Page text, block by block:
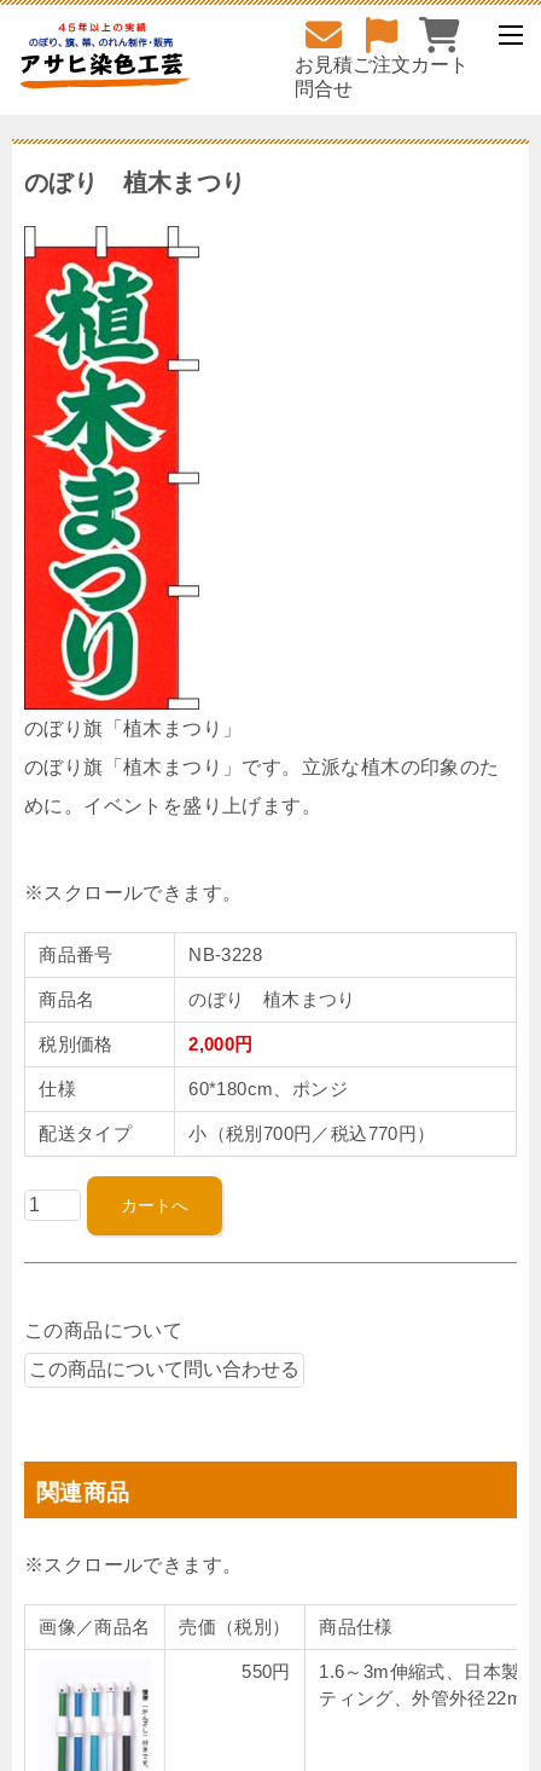
お見積
問合せ
ご注文カート
のぼり 植木まつり
のぼり旗「植木まつり」
のぼり旗「植木まつり」です。立派な植木の印象のた
めに。イベントを盛り上げます。
商品番号 NB-3228
商品名 のぼり 植木まつり
税別価格 2,000円
仕様 60*180cm、ポンジ
配送タイプ 小（税別700円／税込770円）
この商品について
関連商品
画像／商品名 売価（税別） 商品仕様
550円
1.6～3m伸縮式、日本製
ティング、外管外径22mm